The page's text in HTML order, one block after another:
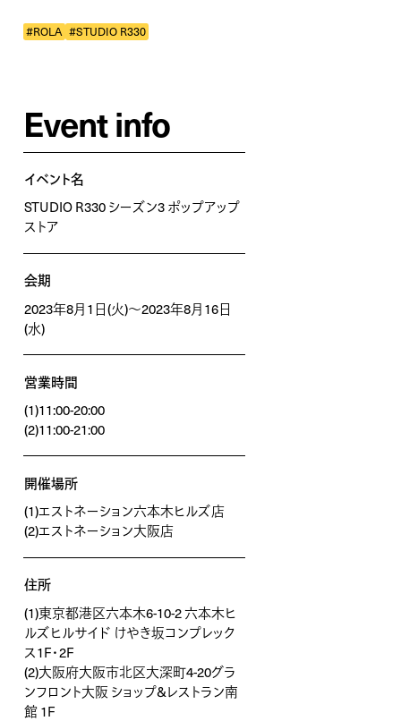
#ROLA #STUDIO R330
Event info
イベント名
STUDIO R330 シーズン3 ポップアップ
ストア
会期
2023年8月1日(火)〜2023年8月16日
(水)
営業時間
(1)11:00-20:00
(2)11:00-21:00
開催場所
(1)エストネーション六本木ヒルズ店
(2)エストネーション大阪店
住所
(1)東京都港区六本木6-10-2 六本木ヒ
ルズヒルサイド けやき坂コンプレック
ス1F・2F
(2)大阪府大阪市北区大深町4-20グラ
ンフロント大阪 ショップ&レストラン南
館 1F